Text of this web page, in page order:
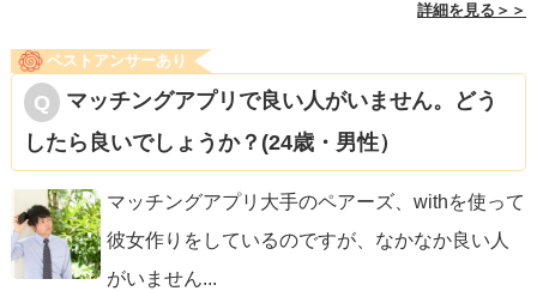
詳細を見る＞＞
ベストアンサーあり
マッチングアプリで良い人がいません。どう
したら良いでしょうか？(24歳・男性）
マッチングアプリ大手のペアーズ、withを使って
彼女作りをしているのですが、なかなか良い人
がいません...